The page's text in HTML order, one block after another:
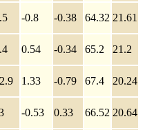
-0.8 -0.38 64.32 21.61
0.54 -0.34 65.2 21.2
1.33 -0.79 67.4 20.24
-0.53 0.33 66.52 20.64